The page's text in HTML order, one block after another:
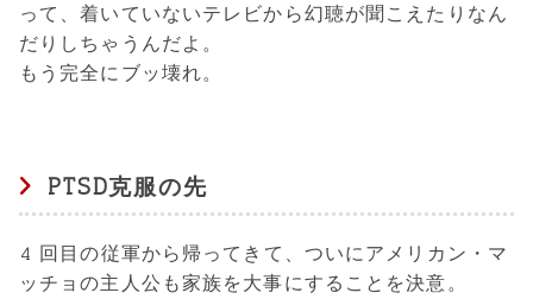
って、着いていないテレビから幻聴が聞こえたりなん
だりしちゃうんだよ。
もう完全にブッ壊れ。
PTSD克服の先
4 回目の従軍から帰ってきて、ついにアメリカン・マ
ッチョの主人公も家族を大事にすることを決意。